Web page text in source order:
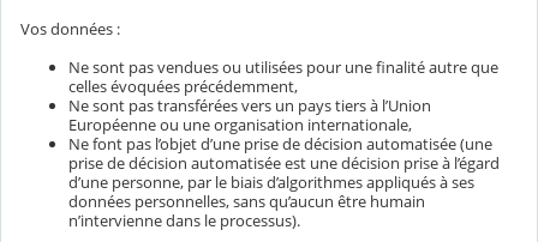
Vos données :
Ne sont pas vendues ou utilisées pour une finalité autre que
celles évoquées précédemment,
Ne sont pas transférées vers un pays tiers à l’Union
Européenne ou une organisation internationale,
Ne font pas l’objet d’une prise de décision automatisée (une
prise de décision automatisée est une décision prise à l’égard
d’une personne, par le biais d’algorithmes appliqués à ses
données personnelles, sans qu’aucun être humain
n’intervienne dans le processus).